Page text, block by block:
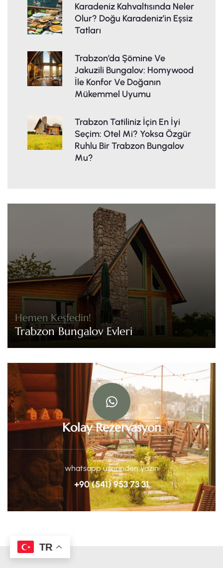
Karadeniz Kahvaltısında Neler
Olur? Doğu Karadeniz’in Eşsiz
Tatları
Trabzon’da Şömine Ve
Jakuzili Bungalov: Homywood
İle Konfor Ve Doğanın
Mükemmel Uyumu
Trabzon Tatiliniz İçin En İyi
Seçim: Otel Mi? Yoksa Özgür
Ruhlu Bir Trabzon Bungalov
Mu?
Hemen Keşfedin!
Trabzon Bungalov Evleri
Kolay Rezervasyon
whatsapp üzerinden yazın
+90 (541) 953 73 31
TR